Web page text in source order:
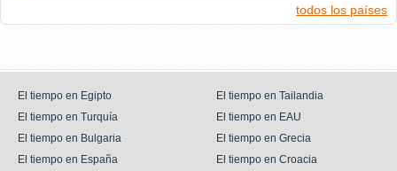
todos los países
El tiempo en Egipto
El tiempo en Tailandia
El tiempo en Turquía
El tiempo en EAU
El tiempo en Bulgaria
El tiempo en Grecia
El tiempo en España
El tiempo en Croacia